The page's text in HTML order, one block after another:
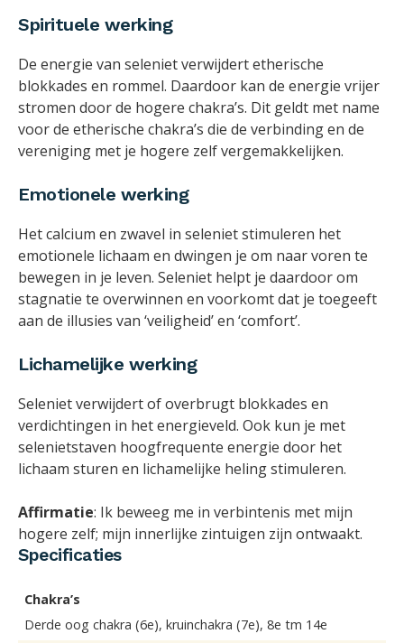
Spirituele werking
De energie van seleniet verwijdert etherische
blokkades en rommel. Daardoor kan de energie vrijer
stromen door de hogere chakra’s. Dit geldt met name
voor de etherische chakra’s die de verbinding en de
vereniging met je hogere zelf vergemakkelijken.
Emotionele werking
Het calcium en zwavel in seleniet stimuleren het
emotionele lichaam en dwingen je om naar voren te
bewegen in je leven. Seleniet helpt je daardoor om
stagnatie te overwinnen en voorkomt dat je toegeeft
aan de illusies van ‘veiligheid’ en ‘comfort’.
Lichamelijke werking
Seleniet verwijdert of overbrugt blokkades en
verdichtingen in het energieveld. Ook kun je met
selenietstaven hoogfrequente energie door het
lichaam sturen en lichamelijke heling stimuleren.
Affirmatie: Ik beweeg me in verbintenis met mijn
hogere zelf; mijn innerlijke zintuigen zijn ontwaakt.
Specificaties
Chakra’s
Derde oog chakra (6e), kruinchakra (7e), 8e tm 14e